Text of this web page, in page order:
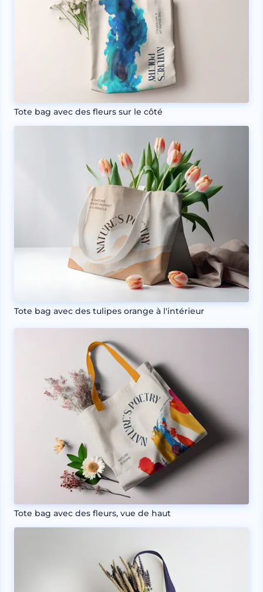
Tote bag avec des fleurs sur le côté
Tote bag avec des tulipes orange à l'intérieur
Tote bag avec des fleurs, vue de haut